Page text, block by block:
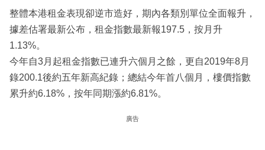
整體本港租金表現卻逆市造好，期內各類別單位全面報升，
據差估署最新公布，租金指數最新報197.5，按月升
1.13%。
今年自3月起租金指數已連升六個月之餘，更自2019年8月
錄200.1後約五年新高紀錄；總結今年首八個月，樓價指數
累升約6.18%，按年同期漲約6.81%。
廣告